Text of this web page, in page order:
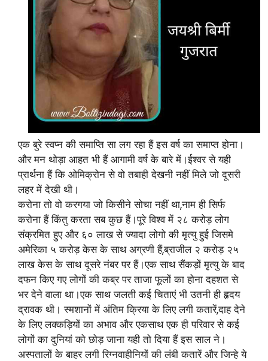
एक बुरे स्वप्न की समाप्ति सा लग रहा हैं इस वर्ष का समाप्त होना।
और मन थोड़ा आहत भी हैं आगामी वर्ष के बारे में।ईश्वर से यही
प्रार्थना हैं कि ओमिक्रोन से वो तबाही देखनी नहीं मिले जो दूसरी
लहर में देखी थी।
करोना तो वो करगया जो किसीने सोचा नहीं था,नाम ही सिर्फ
करोना हैं किंतु करता सब कुछ हैं।पूरे विश्व में २८ करोड़ लोग
संक्रमित हुए और ६० लाख से ज्यादा लोगो की मृत्यु हुई जिसमे
अमेरिका ५ करोड़ केस के साथ अग्रणी हैं,ब्राजील २ करोड़ २५
लाख केस के साथ दूसरे नंबर पर हैं।एक साथ सैंकड़ों मृत्यु के बाद
दफन किए गए लोगों की कब्र पर ताजा फूलों का होना दहशत से
भर देने वाला था।एक साथ जलती कई चिताएं भी उतनी ही हृदय
द्रावक थी। स्मशानों में अंतिम क्रिया के लिए लगी कतारें,दाह देने
के लिए लक्कड़ियों का अभाव और एकसाथ एक ही परिवार से कई
लोगों का दुनियां को छोड़ जाना यही तो दिया हैं इस साल ने।
अस्पतालों के बाहर लगी रिग्नवाहीनियों की लंबी कतारें और जिन्हे ये